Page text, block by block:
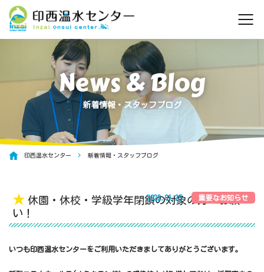
新着情報・スタッフブログ
印西温水センター 新着情報・スタッフブログ
★ 休園・休校・学級学年閉鎖の対象の方へお願
い！
いつも印西温水センターをご利用いただきましてありがとうございます。
2022.01.25